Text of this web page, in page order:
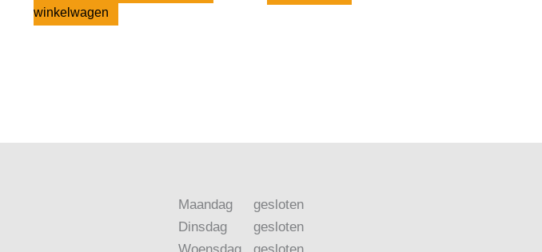
winkelwagen
Maandag
Dinsdag
gesloten
gesloten